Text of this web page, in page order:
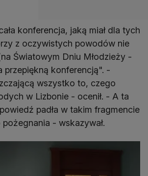
konferencja, jaką miał dla tych
z oczywistych powodów nie
Światowym Dniu Młodzieży -
przepiękną konferencją". -
wszystko to, czego
w Lizbonie - ocenił. - A ta
padła w takim fragmencie
- wskazywał.